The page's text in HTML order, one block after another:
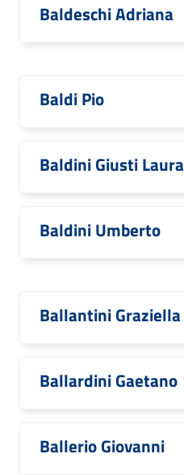
Baldeschi Adriana
Baldi Pio
Baldini Giusti Laura
Baldini Umberto
Ballantini Graziella
Ballardini Gaetano
Ballerio Giovanni